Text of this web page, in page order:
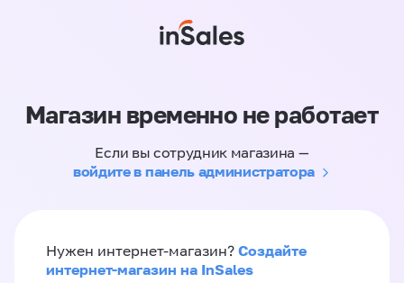
Магазин временно не работает
Если вы сотрудник магазина —
войдите в панель администратора
Нужен интернет-магазин? Создайте
интернет-магазин на InSales